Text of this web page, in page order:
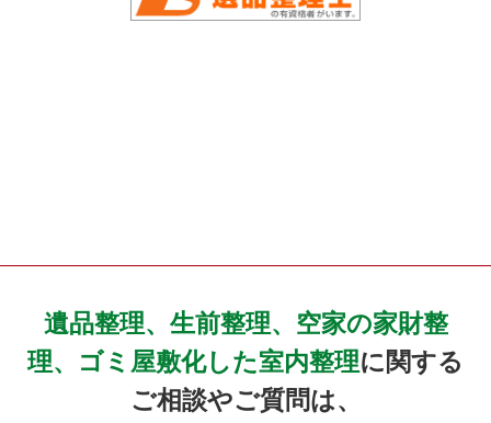
遺品整理、生前整理、空家の家財整
理、ゴミ屋敷化した室内整理に関する
ご相談やご質問は、